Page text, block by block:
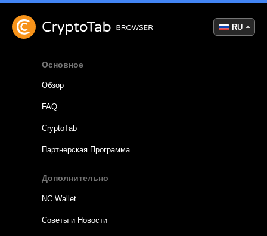
Основное
Обзор
FAQ
CryptoTab
Партнерская Программа
Дополнительно
NC Wallet
Советы и Новости
RU